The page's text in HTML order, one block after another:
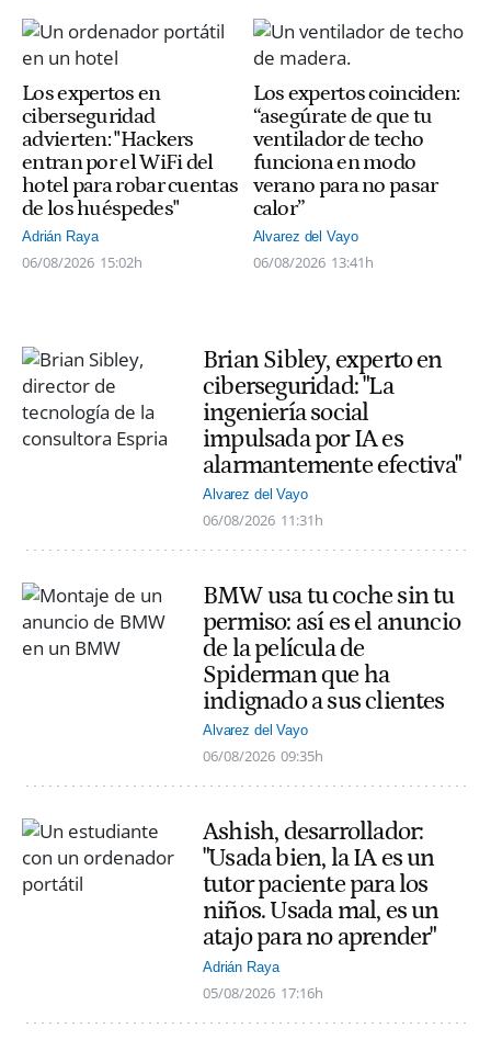
Los expertos en
ciberseguridad
advierten: "Hackers
entran por el WiFi del
hotel para robar cuentas
de los huéspedes"
Adrián Raya
06/08/2026 15:02h
Los expertos coinciden:
“asegúrate de que tu
ventilador de techo
funciona en modo
verano para no pasar
calor”
Alvarez del Vayo
06/08/2026 13:41h
Brian Sibley, experto en
ciberseguridad: "La
ingeniería social
impulsada por IA es
alarmantemente efectiva"
Alvarez del Vayo
06/08/2026 11:31h
BMW usa tu coche sin tu
permiso: así es el anuncio
de la película de
Spiderman que ha
indignado a sus clientes
Alvarez del Vayo
06/08/2026 09:35h
Ashish, desarrollador:
"Usada bien, la IA es un
tutor paciente para los
niños. Usada mal, es un
atajo para no aprender"
Adrián Raya
05/08/2026 17:16h